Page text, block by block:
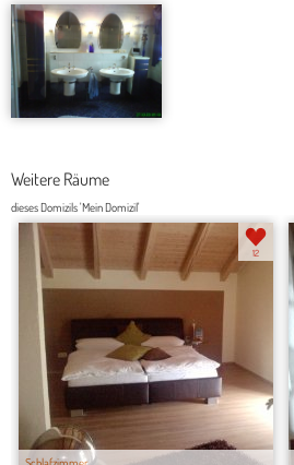
Weitere Räume
dieses Domizils 'Mein Domizil'
12